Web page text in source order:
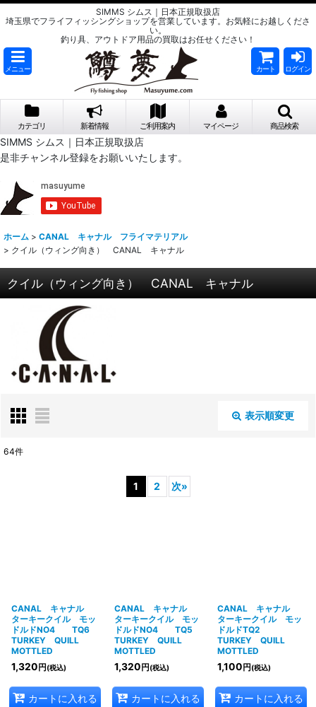
SIMMS シムス｜日本正規取扱店
埼玉県でフライフィッシングショップを営業しています。お気軽にお越しくださ
い。
釣り具、アウトドア用品の買取はお任せください！
メニュー カート ログイン
カテゴリ 新着情報 ご利用案内 マイページ 商品検索
SIMMS シムス｜日本正規取扱店
是非チャンネル登録をお願いいたします。
ホーム > CANAL キャナル フライマテリアル
> クイル（ウィング向き） CANAL キャナル
クイル（ウィング向き） CANAL キャナル
表示順変更
64件
1 2 次»
CANAL キャナル
ターキークイル モッ
ドルドNO4 TQ6
TURKEY QUILL
MOTTLED
1,320円(税込)
カートに入れる
CANAL キャナル
ターキークイル モッ
ドルドNO4 TQ5
TURKEY QUILL
MOTTLED
1,320円(税込)
カートに入れる
CANAL キャナル
ターキークイル モッ
ドルドTQ2
TURKEY QUILL
MOTTLED
1,100円(税込)
カートに入れる